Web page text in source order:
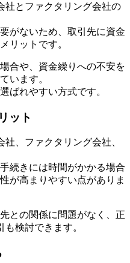
社とファクタリング会社の
がないため、取引先に資金
リットです。
合や、資金繰りへの不安を
います。
ばれやすい方式です。
ット
、ファクタリング会社、
続きには時間がかかる場合
が高まりやすい点がありま
との関係に問題がなく、正
検討できます。